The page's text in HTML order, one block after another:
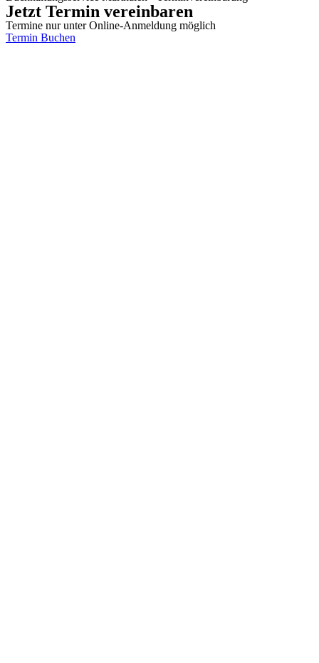
Jetzt Termin vereinbaren
Termine nur unter Online-Anmeldung möglich
Termin Buchen